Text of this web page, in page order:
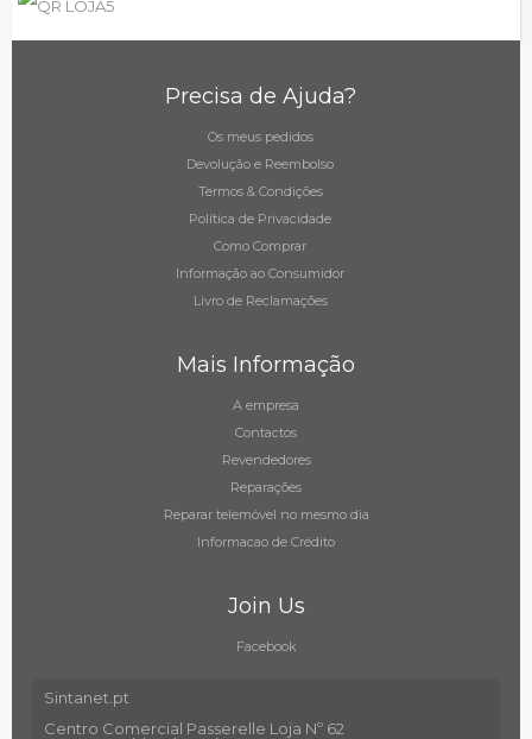
Precisa de Ajuda?
Os meus pedidos
Devolução e Reembolso
Termos & Condições
Política de Privacidade
Como Comprar
Informação ao Consumidor
Livro de Reclamações
Mais Informação
A empresa
Contactos
Revendedores
Reparações
Reparar telemóvel no mesmo dia
Informacao de Crédito
Join Us
Facebook
Sintanet.pt
Centro Comercial Passerelle Loja Nº 62